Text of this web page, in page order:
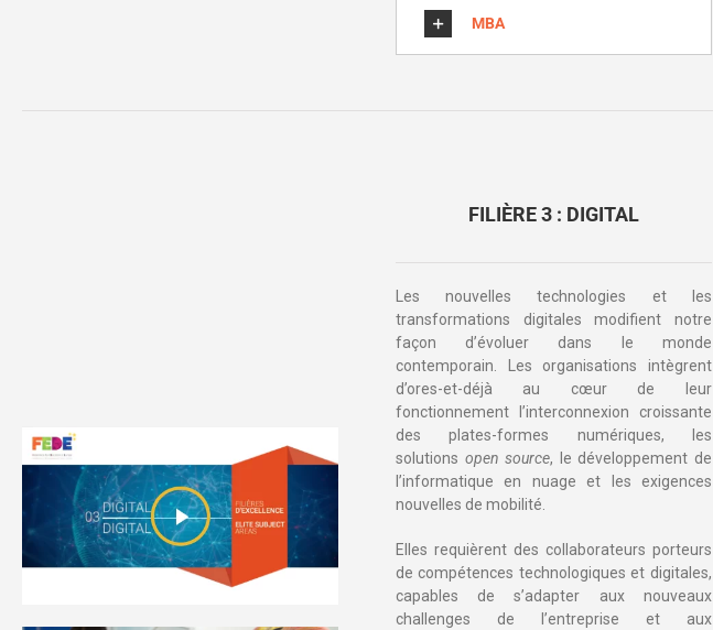
MBA
FILIÈRE 3 : DIGITAL
Les nouvelles technologies et les
transformations digitales modifient notre
façon d’évoluer dans le monde
contemporain. Les organisations intègrent
d’ores-et-déjà au cœur de leur
fonctionnement l’interconnexion croissante
des plates-formes numériques, les
solutions open source, le développement de
l’informatique en nuage et les exigences
nouvelles de mobilité.
Elles requièrent des collaborateurs porteurs
de compétences technologiques et digitales,
capables de s’adapter aux nouveaux
challenges de l’entreprise et aux